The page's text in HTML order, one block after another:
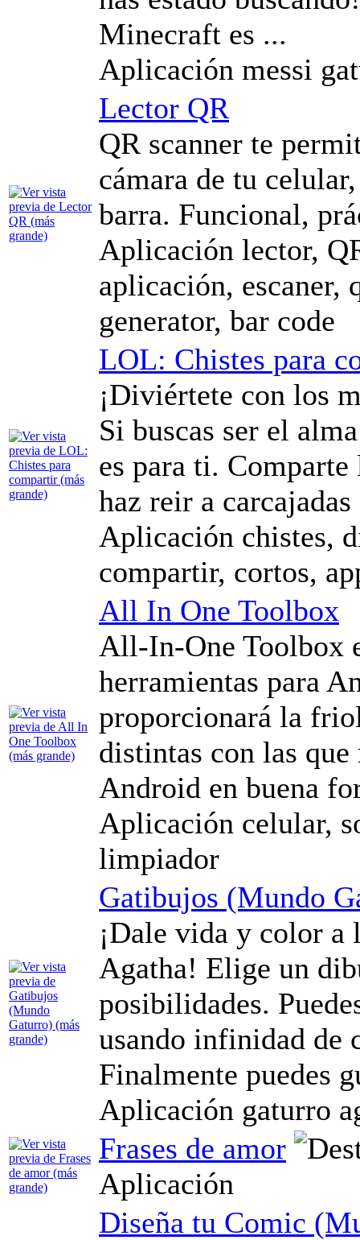
Minecraft es ...
Aplicación messi
Lector QR
QR scanner te
cámara de tu
barra. Funcional,
Aplicación lector,
aplicación, escaner,
generator, bar code
LOL: Chistes para
¡Diviértete con los
Si buscas ser el
es para ti.
haz reir a
Aplicación chistes,
compartir, cortos,
All In One Toolbox
All-In-One Toolbox
herramientas para
proporcionará la
distintas con las
Android en buena
Aplicación celular,
limpiador
Gatibujos (Mundo
¡Dale vida y color
Agatha! Elige un
posibilidades.
usando infinidad de
Finalmente puedes
Aplicación gaturro
Frases de amor
Aplicación
Diseña tu Comic